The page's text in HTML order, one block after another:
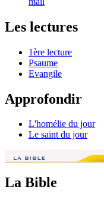
Les lectures
1ère lecture
Psaume
Evangile
Approfondir
L'homélie du jour
Le saint du jour
La Bible